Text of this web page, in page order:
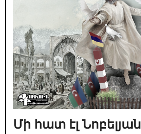
Մի հատ էլ Նոբելյան